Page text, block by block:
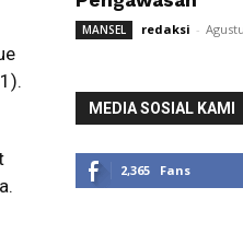
MANSEL redaksi -
MEDIA SOSIAL KAMI
2,365 Fans